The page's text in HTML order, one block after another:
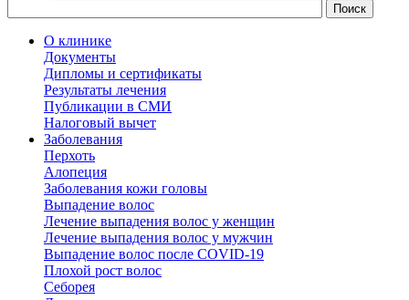
О клинике
Документы
Дипломы и сертификаты
Результаты лечения
Публикации в СМИ
Налоговый вычет
Заболевания
Перхоть
Алопеция
Заболевания кожи головы
Выпадение волос
Лечение выпадения волос у женщин
Лечение выпадения волос у мужчин
Выпадение волос после COVID-19
Плохой рост волос
Cеборея